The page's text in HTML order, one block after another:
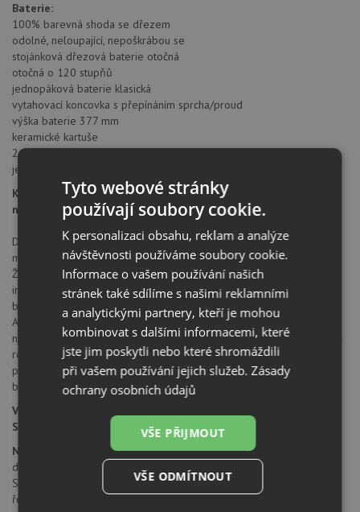
Baterie:
100% barevná shoda se dřezem
odolné, neloupající, nepoškrábou se
stojánková dřezová baterie otočná
otočná o 120 stupňů
jednopáková baterie klasická
vytahovací koncovka s přepínáním sprcha/proud
výška baterie 377 mm
keramické kartuše
2 pružné propojovací hadice o délce 450 mm
je zapotřebí otvor o průměru 35 mm
Kuchyňské armatury SCHOCK - funkčnost a komfort pro
nejvyšší nároky
Dokonalá symetrie baterie a dřezu v perfektní barevné i
materiálové harmonii. V tom spočívá zvláštní síla baterií Schock.
Žádné barevné odchylky. Naprosto identické barvy. Vytvořeno
inovační patentovanou technologií vyvinutou firmou Schock. Objímka
baterie z materiálu Cristadur® ve stejném provedení jako dřez.
Absolutně nárazuvzdorné, extrémně odolné. Žádný kontakt
nezanechá stopy. Absolutně vodovzdorné, neloupající se, mimořádně
robustní, houževnaté a odolné vůči vrypu. Díky tomu všemu
perfektně odolává v každodenním používání. Takže oprýskané
barevné baterie jsou již věcí minulosti.
Všechny barvy baterií Schock cristalite skvěle doplňují dřezy
Schock ve stejném provedení.
Německá značka Schockv sobě zahrnuje tradici a vývoj trvající
déle než 80 let. Již od roku 1924, kdy byla založena společnost
Schock, byla historie společnosti založena na úspěchu inovativních
řešení. V roce 1979 byla firma Schock první v Evropě, kdo začal
Tyto webové stránky
používají soubory cookie.
K personalizaci obsahu, reklam a analýze
návštěvnosti používáme soubory cookie.
Informace o vašem používání našich
stránek také sdílíme s našimi reklamními
a analytickými partnery, kteří je mohou
kombinovat s dalšími informacemi, které
jste jim poskytli nebo které shromáždili
při vašem používání jejich služeb.Zásady
ochrany osobních údajů
VŠE PŘIJMOUT
VŠE ODMÍTNOUT